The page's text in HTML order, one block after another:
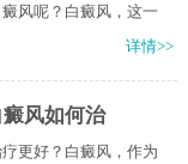
风呢？白癜风，这一
详情>>
风如何治
更好？白癜风，作为